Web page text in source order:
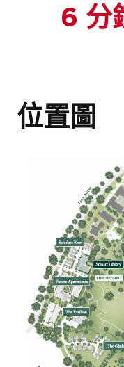
Portfolio 介紹
英格蘭南部所
正在考慮購買
一起發
潛力！
我們的專業團
6 分
位置圖